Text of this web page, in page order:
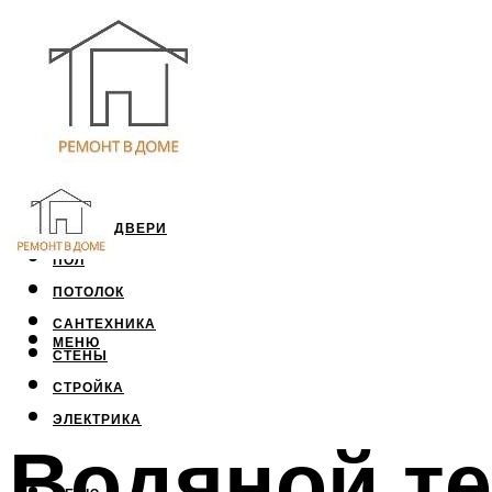
ОКНА И ДВЕРИ
ПОЛ
ПОТОЛОК
САНТЕХНИКА
СТЕНЫ
СТРОЙКА
ЭЛЕКТРИКА
МЕНЮ